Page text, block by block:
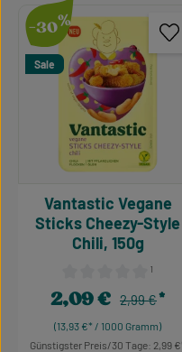
-30%
Sale
Durchschnittliche
¹
Vantastic Vegane
Sticks Cheezy-Style
Chili, 150g
(13,93 €* / 1000 Gramm)
Verkaufspreis:
2,09 € Regulärer
2,99 €
Günstigster Preis/30 Tage: 2,99 €